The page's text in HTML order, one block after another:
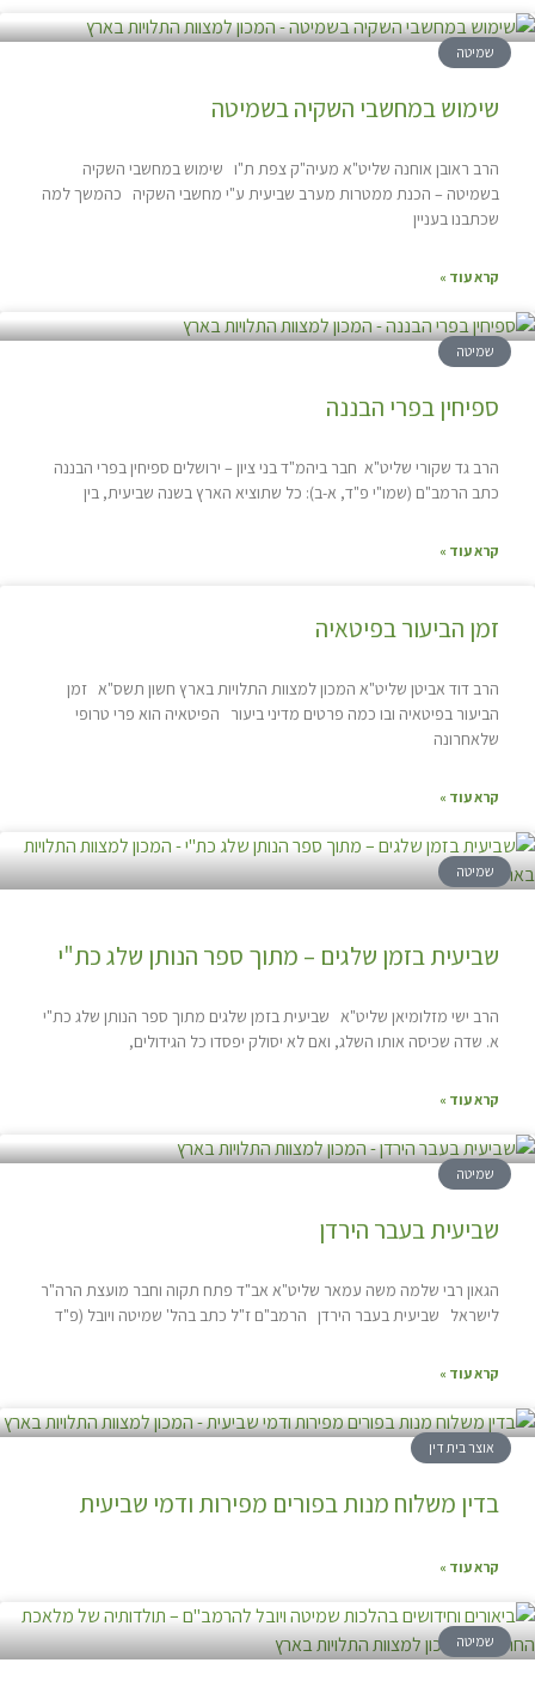
שמיטה
שימוש במחשבי השקיה בשמיטה
הרב ראובן אוחנה שליט"א מעיה"ק צפת ת"ו שימוש במחשבי השקיה
בשמיטה – הכנת ממטרות מערב שביעית ע"י מחשבי השקיה כהמשך למה
שכתבנו בעניין
קרא עוד »
שמיטה
ספיחין בפרי הבננה
הרב גד שקורי שליט"א חבר ביהמ"ד בני ציון – ירושלים ספיחין בפרי הבננה
כתב הרמב"ם (שמו"י פ"ד, א-ב): כל שתוציא הארץ בשנה שביעית, בין
קרא עוד »
זמן הביעור בפיטאיה
הרב דוד אביטן שליט"א המכון למצוות התלויות בארץ חשון תשס"א זמן
הביעור בפיטאיה ובו כמה פרטים מדיני ביעור הפיטאיה הוא פרי טרופי
שלאחרונה
קרא עוד »
שמיטה
שביעית בזמן שלגים – מתוך ספר הנותן שלג כת"י
הרב ישי מזלומיאן שליט"א שביעית בזמן שלגים מתוך ספר הנותן שלג כת"י
א. שדה שכיסה אותו השלג, ואם לא יסולק יפסדו כל הגידולים,
קרא עוד »
שמיטה
שביעית בעבר הירדן
הגאון רבי שלמה משה עמאר שליט"א אב"ד פתח תקוה וחבר מועצת הרה"ר
לישראל שביעית בעבר הירדן הרמב"ם ז"ל כתב בהל' שמיטה ויובל (פ"ד
קרא עוד »
אוצר בית דין
בדין משלוח מנות בפורים מפירות ודמי שביעית
קרא עוד »
שמיטה